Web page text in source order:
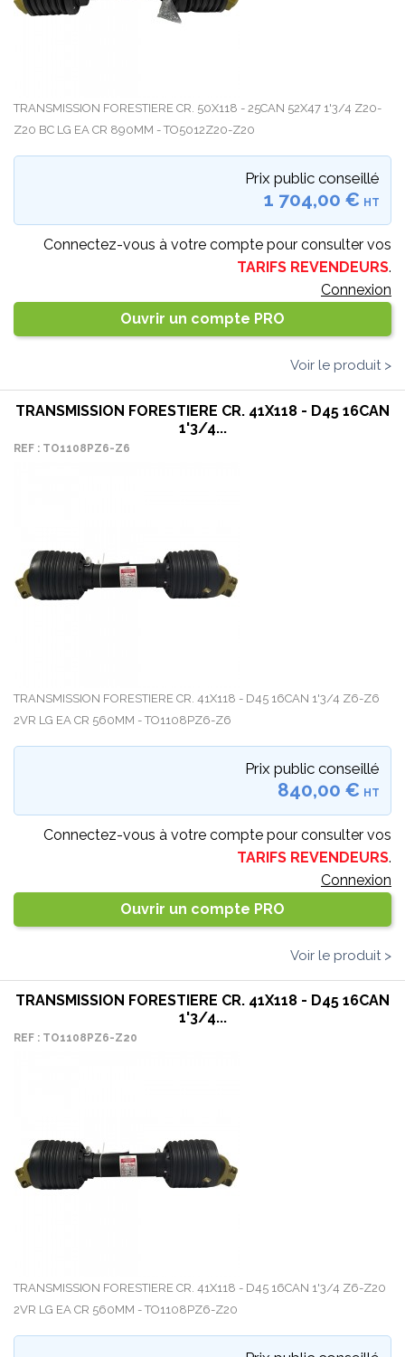
TRANSMISSION FORESTIERE CR. 50X118 - 25CAN 52X47 1'3/4 Z20-
Z20 BC LG EA CR 890MM - TO5012Z20-Z20
Prix public conseillé
1 704,00 € HT
Connectez-vous à votre compte pour consulter vos
TARIFS REVENDEURS.
Connexion
Ouvrir un compte PRO
Voir le produit >
TRANSMISSION FORESTIERE CR. 41X118 - D45 16CAN
1'3/4...
REF : TO1108PZ6-Z6
TRANSMISSION FORESTIERE CR. 41X118 - D45 16CAN 1'3/4 Z6-Z6
2VR LG EA CR 560MM - TO1108PZ6-Z6
Prix public conseillé
840,00 € HT
Connectez-vous à votre compte pour consulter vos
TARIFS REVENDEURS.
Connexion
Ouvrir un compte PRO
Voir le produit >
TRANSMISSION FORESTIERE CR. 41X118 - D45 16CAN
1'3/4...
REF : TO1108PZ6-Z20
TRANSMISSION FORESTIERE CR. 41X118 - D45 16CAN 1'3/4 Z6-Z20
2VR LG EA CR 560MM - TO1108PZ6-Z20